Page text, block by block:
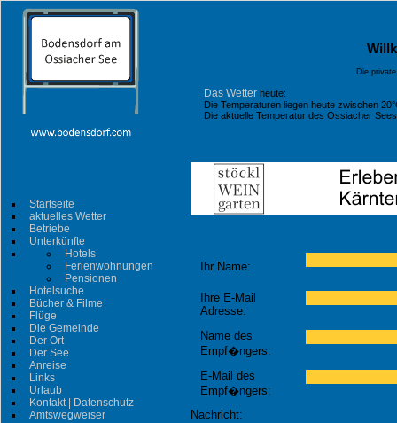
Die
Das Wetter heute:
Die Temperaturen liegen heute zwischen
Die aktuelle Temperatur des Ossiacher Sees
Startseite
aktuelles Wetter
Betriebe
Unterkünfte
Hotels
Ferienwohnungen
Pensionen
Hotelsuche
Bücher & Filme
Flüge
Die Gemeinde
Der Ort
Der See
Anreise
Links
Urlaub
Kontakt | Datenschutz
Amtswegweiser
Ihr Name:
Ihre E-Mail
Adresse:
Name des
Empf�ngers:
E-Mail des
Empf�ngers:
Nachricht: